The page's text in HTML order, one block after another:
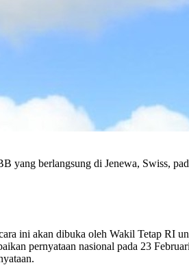
yang berlangsung di Jenewa, Swiss,
ini akan dibuka oleh Wakil Tetap RI
pernyataan nasional pada 23